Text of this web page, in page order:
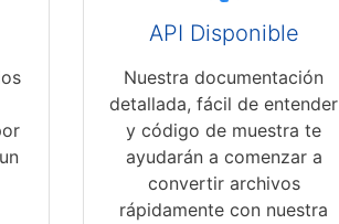
API Disponible
Nuestra documentación
detallada, fácil de entender
y código de muestra te
ayudarán a comenzar a
convertir archivos
rápidamente con nuestra